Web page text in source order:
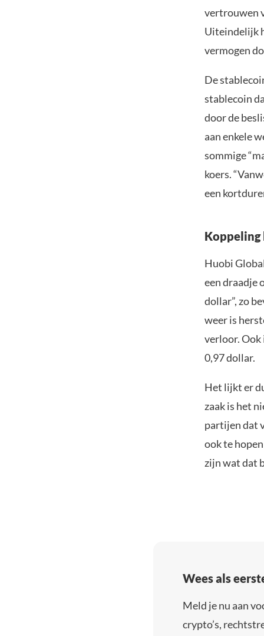
vertrouwen
Uiteindelijk
vermogen
De
stablecoin
door de
aan enkele
sommige
koers.
een
Koppeling
Huobi
een draadje
dollar”, zo
weer is
verloor. Ook
0,97 dollar.
Het lijkt er
zaak is het
partijen dat
ook te
zijn wat dat
Wees als
Meld je nu aan
crypto’s,